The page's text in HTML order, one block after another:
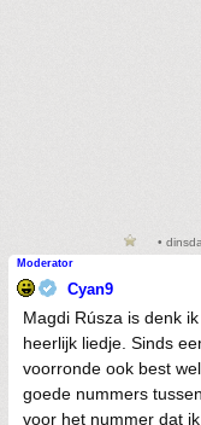
•
Moderator
Cyan9
Magdi Rúsza is denk
heerlijk liedje. Sinds
voorronde ook best
goede nummers
voor het nummer dat